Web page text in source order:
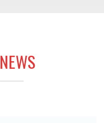
NEWS